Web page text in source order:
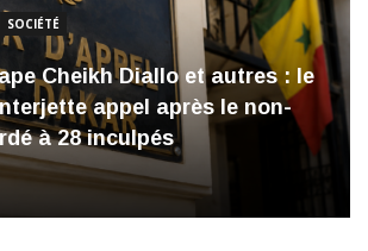
SOCIÉTÉ
Cheikh Diallo et autres : le
appel après le non-
à 28 inculpés